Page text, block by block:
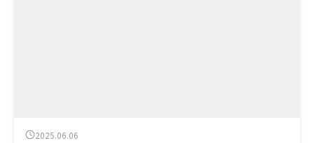
2025.06.06